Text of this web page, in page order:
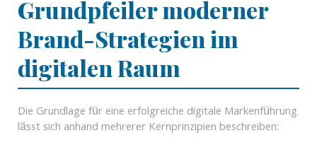
Grundpfeiler moderner
Brand-Strategien im
digitalen Raum
Die Grundlage für eine erfolgreiche digitale Markenführung
lässt sich anhand mehrerer Kernprinzipien beschreiben: